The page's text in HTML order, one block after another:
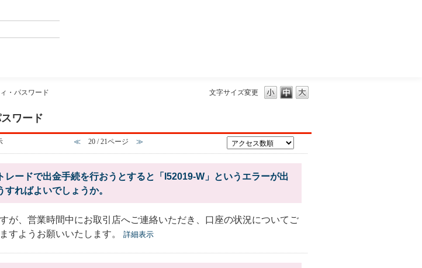
文字サイズ変更
・パスワード
ワード
≪ 20 / 21ページ ≫
レードで出金手続を行おうとすると「I52019-W」というエラーが出
すればよいでしょうか。
が、営業時間中にお取引店へご連絡いただき、口座の状況についてご
すようお願いいたします。
詳細表示